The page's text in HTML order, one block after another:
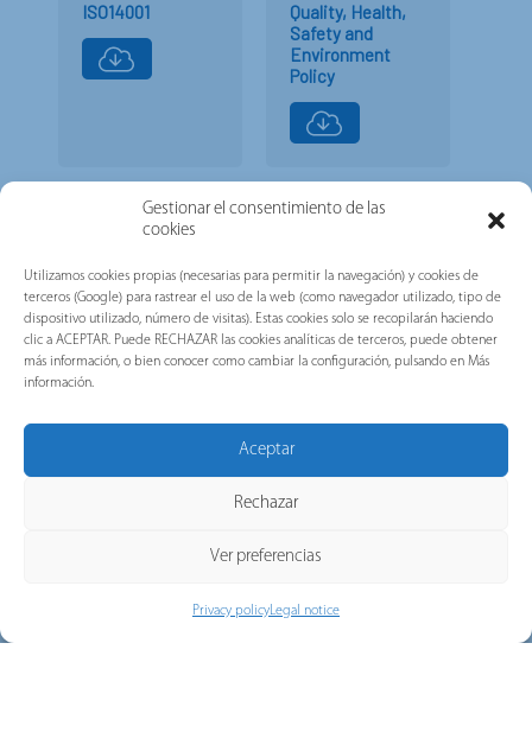
Gestionar el consentimiento de las
cookies
Utilizamos cookies propias (necesarias para permitir la navegación) y cookies de
terceros (Google) para rastrear el uso de la web (como navegador utilizado, tipo de
dispositivo utilizado, número de visitas). Estas cookies solo se recopilarán haciendo
clic a ACEPTAR. Puede RECHAZAR las cookies analíticas de terceros, puede obtener
más información, o bien conocer como cambiar la configuración, pulsando en Más
información.
Aceptar
Rechazar
Ver preferencias
Privacy policyLegal notice
ISO14001
Quality, Health,
Safety and
Environment
Policy
Regulation